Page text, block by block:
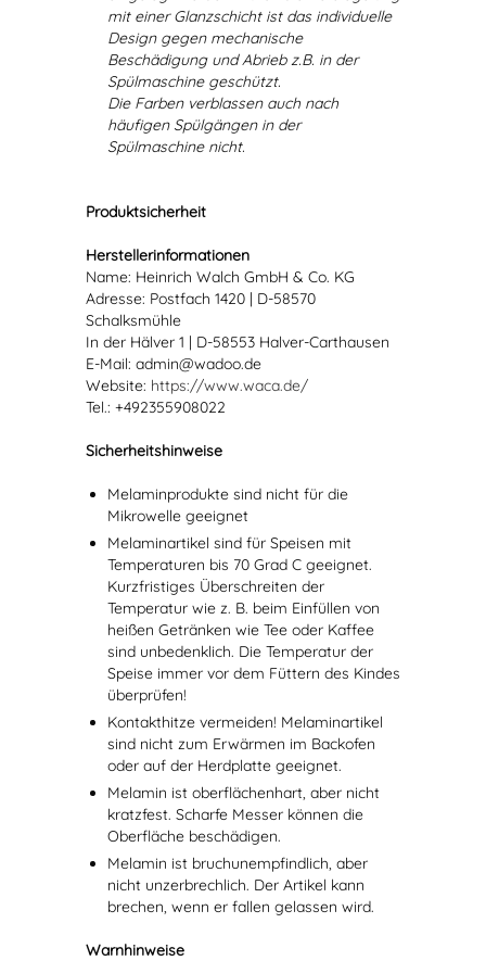
mit einer Glanzschicht ist das individuelle
Design gegen mechanische
Beschädigung und Abrieb z.B. in der
Spülmaschine geschützt.
Die Farben verblassen auch nach
häufigen Spülgängen in der
Spülmaschine nicht.
Produktsicherheit
Herstellerinformationen
Name: Heinrich Walch GmbH & Co. KG
Adresse: Postfach 1420 | D-58570
Schalksmühle
In der Hälver 1 | D-58553 Halver-Carthausen
E-Mail: admin@wadoo.de
Website: https://www.waca.de/
Tel.: +492355908022
Sicherheitshinweise
Melaminprodukte sind nicht für die
Mikrowelle geeignet
Melaminartikel sind für Speisen mit
Temperaturen bis 70 Grad C geeignet.
Kurzfristiges Überschreiten der
Temperatur wie z. B. beim Einfüllen von
heißen Getränken wie Tee oder Kaffee
sind unbedenklich. Die Temperatur der
Speise immer vor dem Füttern des Kindes
überprüfen!
Kontakthitze vermeiden! Melaminartikel
sind nicht zum Erwärmen im Backofen
oder auf der Herdplatte geeignet.
Melamin ist oberflächenhart, aber nicht
kratzfest. Scharfe Messer können die
Oberfläche beschädigen.
Melamin ist bruchunempfindlich, aber
nicht unzerbrechlich. Der Artikel kann
brechen, wenn er fallen gelassen wird.
Warnhinweise